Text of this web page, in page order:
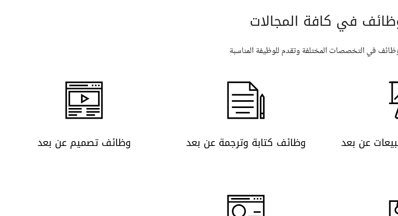
في كافة المجالات
في التخصصات المختلفة وتقدم للوظيفة المناسبة
عن بعد وظائف كتابة وترجمة عن بعد وظائف تصميم عن بعد